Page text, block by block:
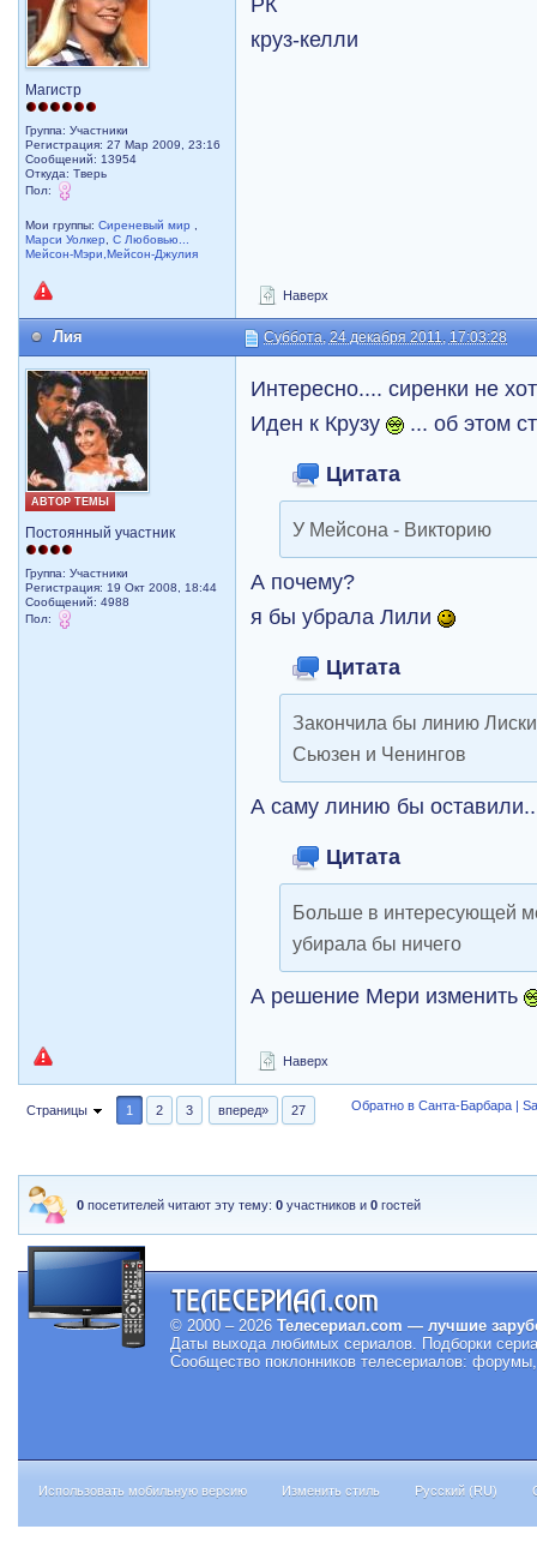
Магистр
Группа: Участники
Регистрация: 27 Мар 2009, 23:16
Сообщений: 13954
Откуда: Тверь
Пол:
Мои группы:Сиреневый мир
Марси Уолкер
,С Любовью...
Мейсон-Мэри,Мейсон-Джулия
круз-келли
Наверх
Лия Суббота, 24 декабря 2011, 17:03:28
АВТОР ТЕМЫ
Постоянный участник
Группа: Участники
Регистрация: 19 Окт 2008, 18:44
Сообщений: 4988
Пол:
Интересно.... сиренки не
Иден к Крузу
... об этом
Цитата
У Мейсона - Викторию
А почему?
я бы убрала Лили
Цитата
Закончила бы линию
Сьюзен и Ченингов
А саму линию бы
Цитата
Больше в интересующей
убирала бы ничего
А решение Мери изменить
Наверх
Страницы 1 2 3 вперед» 27 Обратно в Санта-Барбара |
0 посетителей читают эту тему:0 участников и0 гостей
© 2000 – 2026 Телесериал.com — лучшие
Даты выхода любимых сериалов. Подборки
Сообщество поклонников телесериалов:
Использовать мобильную версию Изменить стиль Русский (RU)